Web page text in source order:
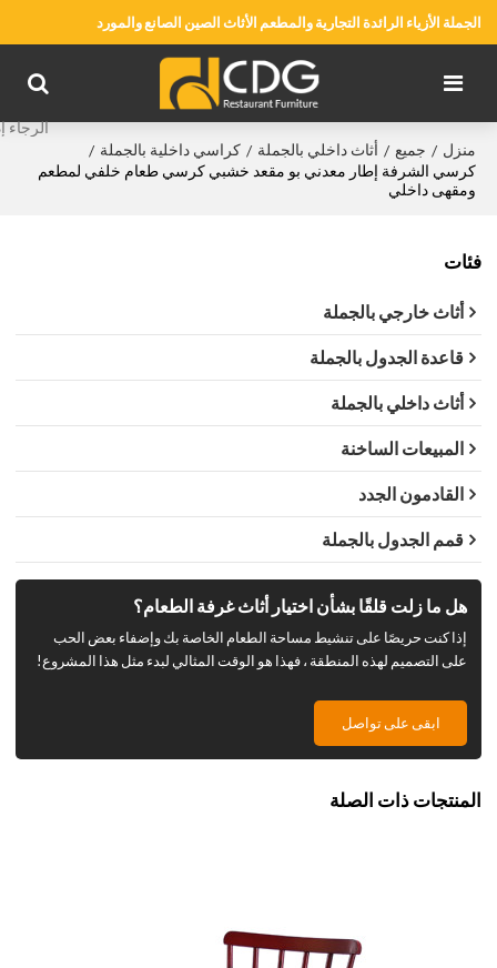
الجملة الأزياء الرائدة التجارية والمطعم الأثاث الصين الصانع والمورد
منزل / جميع / أثاث داخلي بالجملة / كراسي داخلية بالجملة /
كرسي الشرفة إطار معدني بو مقعد خشبي كرسي طعام خلفي لمطعم
ومقهى داخلي
فئات
أثاث خارجي بالجملة
قاعدة الجدول بالجملة
أثاث داخلي بالجملة
المبيعات الساخنة
القادمون الجدد
قمم الجدول بالجملة
هل ما زلت قلقًا بشأن اختيار أثاث غرفة الطعام؟
إذا كنت حريصًا على تنشيط مساحة الطعام الخاصة بك وإضفاء بعض الحب
على التصميم لهذه المنطقة ، فهذا هو الوقت المثالي لبدء مثل هذا المشروع!
ابقى على تواصل
المنتجات ذات الصلة